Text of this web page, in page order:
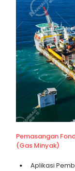
Pemasangan
(Gas Minyak)
Aplikasi